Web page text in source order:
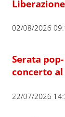
Liberazione
02/08/2026
Serata
concerto
22/07/2026